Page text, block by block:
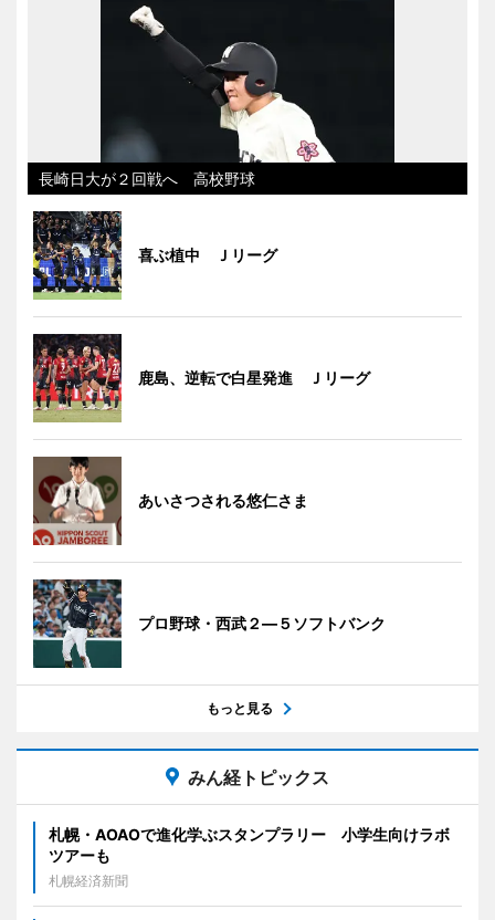
長崎日大が２回戦へ 高校野球
喜ぶ植中 Ｊリーグ
鹿島、逆転で白星発進 Ｊリーグ
あいさつされる悠仁さま
プロ野球・西武２―５ソフトバンク
もっと見る
みん経トピックス
札幌・AOAOで進化学ぶスタンプラリー 小学生向けラボ
ツアーも
札幌経済新聞